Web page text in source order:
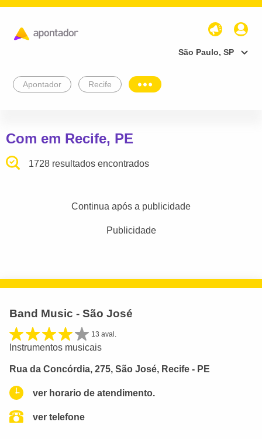
São Paulo, SP
Apontador Recife
Com em Recife, PE
1728 resultados encontrados
Continua após a publicidade
Publicidade
Band Music - São José
13 aval.
Instrumentos musicais
Rua da Concórdia, 275, São José, Recife - PE
ver horario de atendimento.
ver telefone